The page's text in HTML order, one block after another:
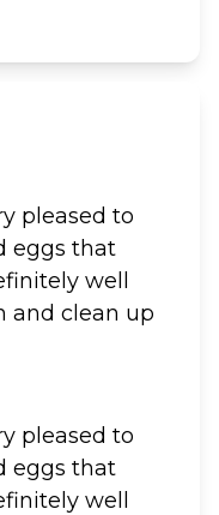
pleased to
eggs that
well
and clean up
pleased to
eggs that
well